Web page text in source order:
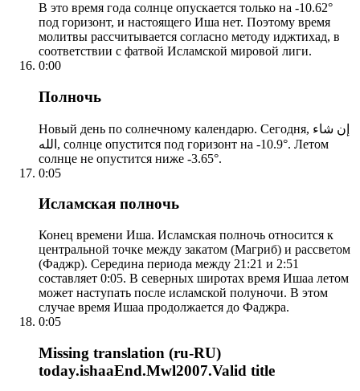
В это время года солнце опускается только на -10.62°
под горизонт, и настоящего Иша нет. Поэтому время
молитвы рассчитывается согласно методу иджтихад, в
соответствии с фатвой Исламской мировой лиги.
0:00
Полночь
Новый день по солнечному календарю. Сегодня, إن شاء
الله, солнце опустится под горизонт на -10.9°. Летом
солнце не опустится ниже -3.65°.
0:05
Исламская полночь
Конец времени Иша. Исламская полночь относится к
центральной точке между закатом (Магриб) и рассветом
(Фаджр). Середина периода между 21:21 и 2:51
составляет 0:05. В северных широтах время Ишаа летом
может наступать после исламской полуночи. В этом
случае время Ишаа продолжается до Фаджра.
0:05
Missing translation (ru-RU)
today.ishaaEnd.Mwl2007.Valid title